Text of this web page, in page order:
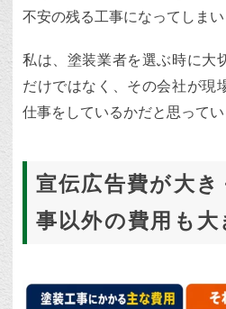
不安の残る工事になってしまい
私は、塗装業者を選ぶ時に大
だけではなく、その会社が現
仕事をしているかだと思ってい
宣伝広告費が大
事以外の費用も大